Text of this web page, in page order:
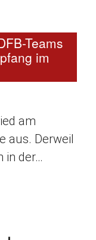
Teams
im
am
aus. Derweil
in der…